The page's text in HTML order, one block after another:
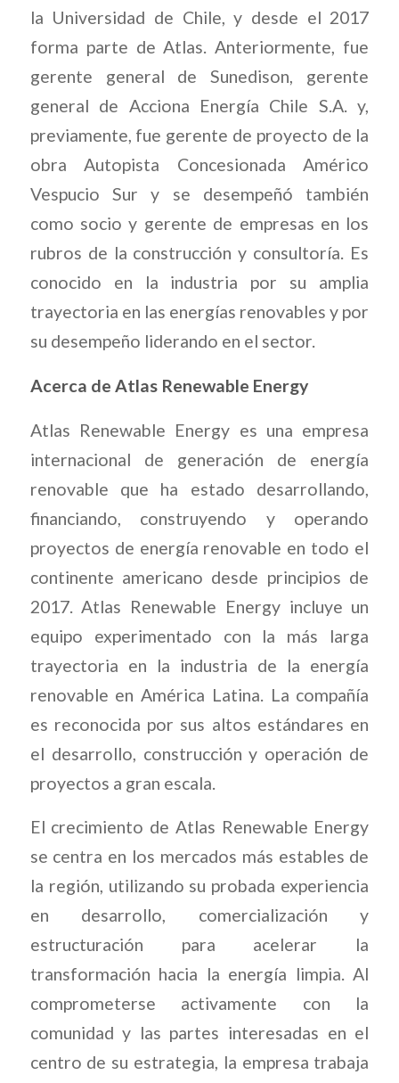
la Universidad de Chile, y desde el 2017
forma parte de Atlas. Anteriormente, fue
gerente general de Sunedison, gerente
general de Acciona Energía Chile S.A. y,
previamente, fue gerente de proyecto de la
obra Autopista Concesionada Américo
Vespucio Sur y se desempeñó también
como socio y gerente de empresas en los
rubros de la construcción y consultoría. Es
conocido en la industria por su amplia
trayectoria en las energías renovables y por
su desempeño liderando en el sector.
Acerca de Atlas Renewable Energy
Atlas Renewable Energy es una empresa
internacional de generación de energía
renovable que ha estado desarrollando,
financiando, construyendo y operando
proyectos de energía renovable en todo el
continente americano desde principios de
2017. Atlas Renewable Energy incluye un
equipo experimentado con la más larga
trayectoria en la industria de la energía
renovable en América Latina. La compañía
es reconocida por sus altos estándares en
el desarrollo, construcción y operación de
proyectos a gran escala.
El crecimiento de Atlas Renewable Energy
se centra en los mercados más estables de
la región, utilizando su probada experiencia
en desarrollo, comercialización y
estructuración para acelerar la
transformación hacia la energía limpia. Al
comprometerse activamente con la
comunidad y las partes interesadas en el
centro de su estrategia, la empresa trabaja